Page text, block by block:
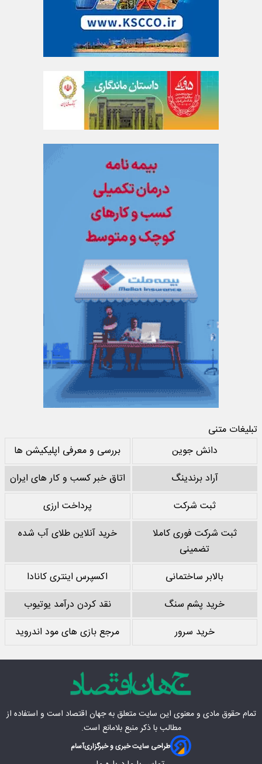
تبلیغات متنی
دانش جوین
بررسی و معرفی اپلیکیشن ها
آراد برندینگ
اتاق خبر کسب و کار های ایران
ثبت شرکت
پرداخت ارزی
ثبت شرکت فوری کاملا
تضمینی
خرید آنلاین طلای آب شده
بالابر ساختمانی
اکسپرس اینتری کانادا
خرید پشم سنگ
نقد کردن درآمد یوتیوب
خرید سرور
مرجع بازی های مود اندروید
تمام حقوق مادی‌ و معنوی این سایت متعلق بهجهان اقتصاد است و استفاده از
مطالب با ذکر منبع بلامانع است.
طراحی سایت خبری و خبرگزاریآسام